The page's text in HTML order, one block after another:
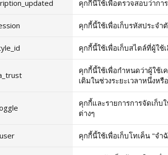
คุกกี้นี้ใช้เพื่อตรวจสอบว่ากา
คุกกี้นี้ใช้เพื่อเก็บรหัสประจำ
คุกกี้นี้ใช้เพื่อเก็บสไตล์ที่ผู้ใช้
คุกกี้นี้ใช้เพื่อกำหนดว่าผู้ใช้
เติมในช่วงระยะเวลาหนึ่งหรื
คุกกี้และรายการการจัดเก็บ
ต่างๆ
คุกกี้นี้ใช้เพื่อเก็บโทเค็น "จำ